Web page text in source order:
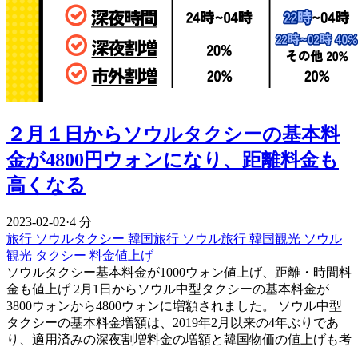
２月１日からソウルタクシーの基本料
金が4800円ウォンになり、距離料金も
高くなる
2023-02-02·4 分
旅行 ソウルタクシー 韓国旅行 ソウル旅行 韓国観光 ソウル
観光 タクシー 料金値上げ
ソウルタクシー基本料金が1000ウォン値上げ、距離・時間料
金も値上げ 2月1日からソウル中型タクシーの基本料金が
3800ウォンから4800ウォンに増額されました。 ソウル中型
タクシーの基本料金増額は、2019年2月以来の4年ぶりであ
り、適用済みの深夜割増料金の増額と韓国物価の値上げも考